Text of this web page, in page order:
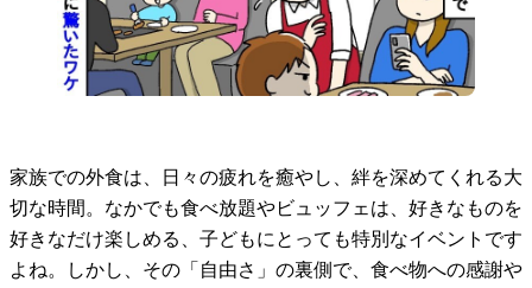
家族での外食は、日々の疲れを癒やし、絆を深めてくれる大
切な時間。なかでも食べ放題やビュッフェは、好きなものを
好きなだけ楽しめる、子どもにとっても特別なイベントです
よね。しかし、その「自由さ」の裏側で、食べ物への感謝や